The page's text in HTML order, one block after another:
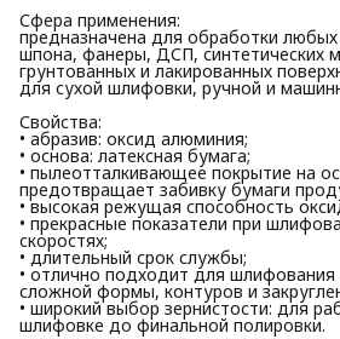
Сфера применения:
предназначена для обработки
шпона, фанеры, ДСП, синтетических
грунтованных и лакированных
для сухой шлифовки, ручной и
Свойства:
• абразив: оксид алюминия;
• основа: латексная бумага;
• пылеотталкивающее покрытие на
предотвращает забивку бумаги
• высокая режущая способность
• прекрасные показатели при
скоростях;
• длительный срок службы;
• отлично подходит для шлифования
сложной формы, контуров и
• широкий выбор зернистости: для
шлифовке до финальной полировки.